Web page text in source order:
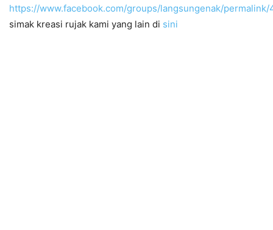
https://www.facebook.com/groups/langsungenak/permalink/
simak kreasi rujak kami yang lain di sini